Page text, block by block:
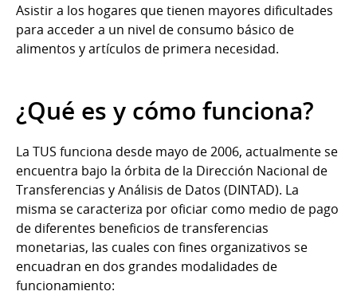
Asistir a los hogares que tienen mayores dificultades
para acceder a un nivel de consumo básico de
alimentos y artículos de primera necesidad.
¿Qué es y cómo funciona?
La TUS funciona desde mayo de 2006, actualmente se
encuentra bajo la órbita de la Dirección Nacional de
Transferencias y Análisis de Datos (DINTAD). La
misma se caracteriza por oficiar como medio de pago
de diferentes beneficios de transferencias
monetarias, las cuales con fines organizativos se
encuadran en dos grandes modalidades de
funcionamiento: